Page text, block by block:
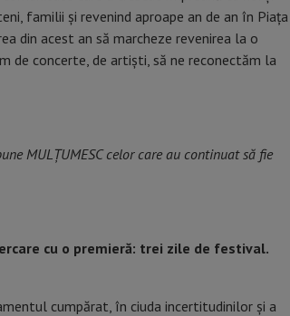
familii și revenind aproape an de an în Piața
din acest an să marcheze revenirea la o
de concerte, de artiști, să ne reconectăm la
MULȚUMESC celor care au continuat să fie
cu o premieră: trei zile de festival.
cumpărat, în ciuda incertitudinilor și a